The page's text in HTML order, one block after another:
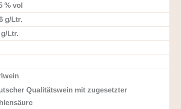
% vol
g/Ltr.
g/Ltr.
Qualitätswein mit zugesetzter